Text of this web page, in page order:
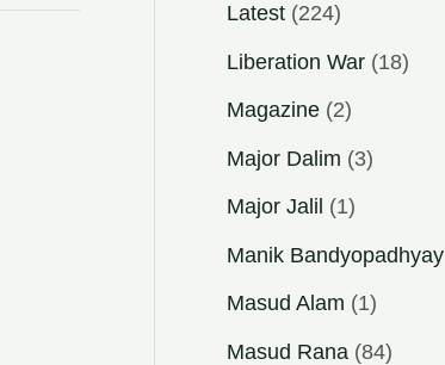
Latest (224)
Liberation War (18)
Magazine (2)
Major Dalim (3)
Major Jalil (1)
Manik Bandyopadhyay
Masud Alam (1)
Masud Rana (84)